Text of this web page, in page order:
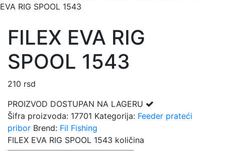
EVA RIG SPOOL 1543
FILEX EVA RIG
SPOOL 1543
210 rsd
PROIZVOD DOSTUPAN NA LAGERU
Šifra proizvoda: 17701 Kategorija: Feeder prateći
pribor Brend: Fil Fishing
FILEX EVA RIG SPOOL 1543 količina